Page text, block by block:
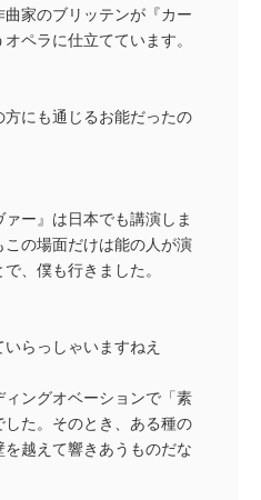
曲家のブリッテンが『カー
ペラに仕立てています。
にも通じるお能だったの
ー』は日本でも講演しま
この場面だけは能の人が演
、僕も行きました。
らっしゃいますねえ
ングオベーションで「素
た。そのとき、ある種の
越えて響きあうものだな